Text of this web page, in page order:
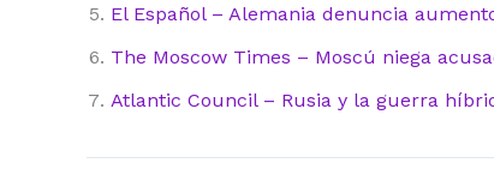
El Español – Alemania denuncia
The Moscow Times – Moscú niega
Atlantic Council – Rusia y la guerra